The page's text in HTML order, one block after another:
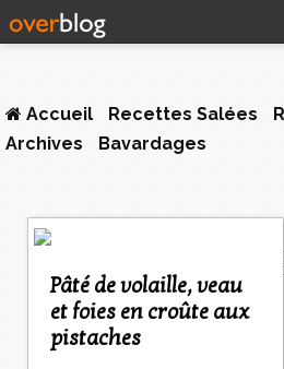
Accueil Recettes Salées
Archives
Bavardages
Pâté de volaille, veau
et foies en croûte aux
pistaches
<
<